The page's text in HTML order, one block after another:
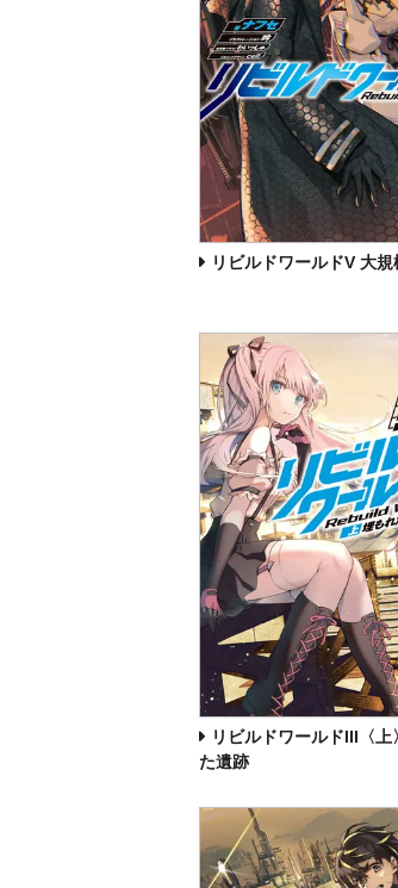
リビルドワールドV 大規
リビルドワールドIII〈上
た遺跡